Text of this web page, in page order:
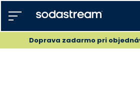
Doprava zadarmo pri